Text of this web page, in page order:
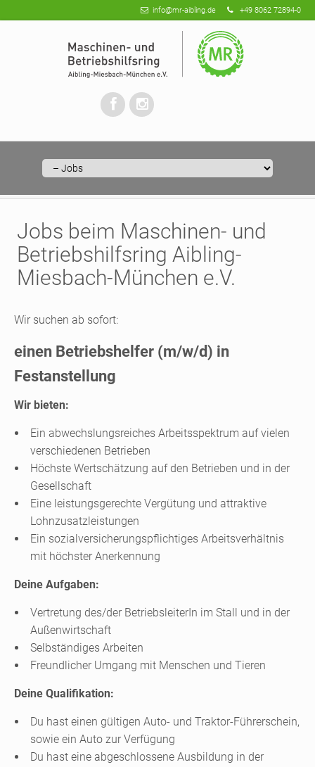
info@mr-aibling.de +49 8062 72894-0
Zielseite
Jobs beim Maschinen- und
Betriebshilfsring Aibling-
Miesbach-München e.V.
Wir suchen ab sofort:
einen Betriebshelfer (m/w/d) in
Festanstellung
Wir bieten:
Ein abwechslungsreiches Arbeitsspektrum auf vielen
verschiedenen Betrieben
Höchste Wertschätzung auf den Betrieben und in der
Gesellschaft
Eine leistungsgerechte Vergütung und attraktive
Lohnzusatzleistungen
Ein sozialversicherungspflichtiges Arbeitsverhältnis
mit höchster Anerkennung
Deine Aufgaben:
Vertretung des/der BetriebsleiterIn im Stall und in der
Außenwirtschaft
Selbständiges Arbeiten
Freundlicher Umgang mit Menschen und Tieren
Deine Qualifikation:
Du hast einen gültigen Auto- und Traktor-Führerschein,
sowie ein Auto zur Verfügung
Du hast eine abgeschlossene Ausbildung in der